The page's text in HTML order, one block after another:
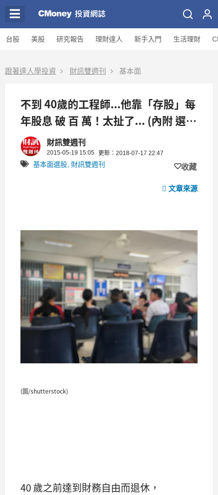
台股 美股 研究報告 理財達人 新手入門 生活理財
跟著達人學投資 財訊雙週刊 基本面
不到 40歲的工程師...他靠「存股」每
年股息 破 百 萬！太扯了... (內附 選股
秘訣+影片)
財訊雙週刊
2015-05-19 15:05 更新：2018-07-17 22:47
基本面選股 財訊雙週刊 收藏
文章來源
(圖/shutterstock)
40 歲之前達到財務自由而退休，